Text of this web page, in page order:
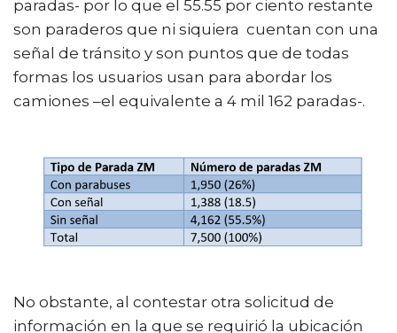
paradas- por lo que el 55.55 por ciento restante
son paraderos que ni siquiera cuentan con una
señal de tránsito y son puntos que de todas
formas los usuarios usan para abordar los
camiones –el equivalente a 4 mil 162 paradas-.
No obstante, al contestar otra solicitud de
información en la que se requirió la ubicación